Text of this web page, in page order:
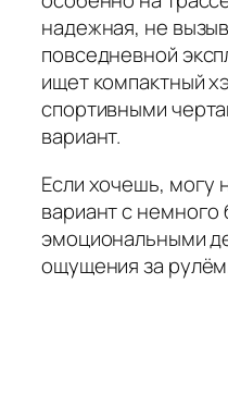
надежная, не
повседневной
ищет компактный
спортивными
вариант.
Если хочешь, могу
вариант с немного
эмоциональными
ощущения за